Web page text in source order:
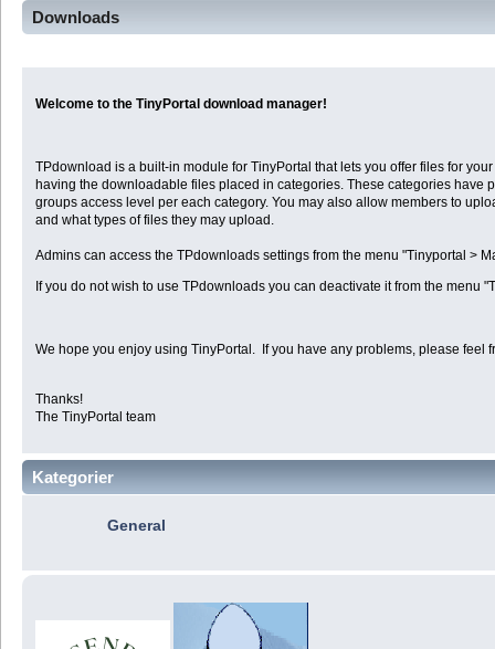
Downloads
Welcome to the TinyPortal download manager!
TPdownload is a built-in module for TinyPortal that lets you offer files for
having the downloadable files placed in categories. These categories have
groups access level per each category. You may also allow members to
and what types of files they may upload.
Admins can access the TPdownloads settings from the menu "Tinyportal >
If you do not wish to use TPdownloads you can deactivate it from the menu
We hope you enjoy using TinyPortal. If you have any problems, please feel
Thanks!
The TinyPortal team
Kategorier
General